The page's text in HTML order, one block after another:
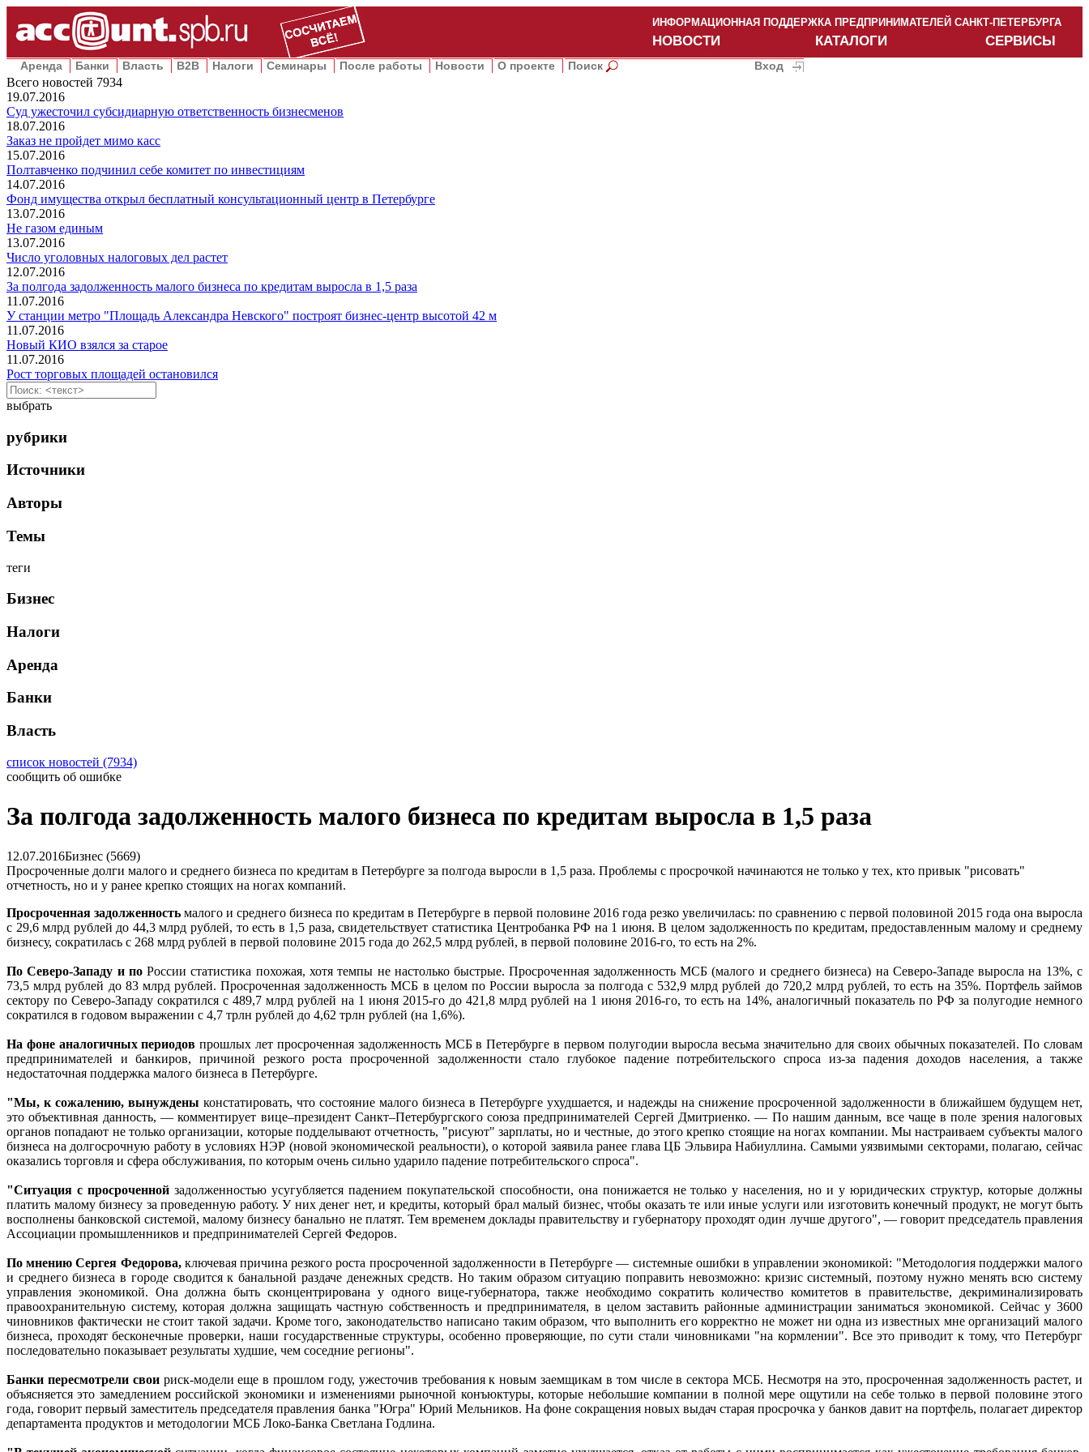
ИНФОРМАЦИОННАЯ ПОДДЕРЖКА ПРЕДПРИНИМАТЕЛЕЙ САНКТ-ПЕТЕРБУРГА
НОВОСТИ КАТАЛОГИ СЕРВИСЫ
Аренда Банки Власть B2B Налоги Семинары После работы Новости О проекте Поиск Вход
Всего новостей 7934
19.07.2016
Суд ужесточил субсидиарную ответственность бизнесменов
18.07.2016
Заказ не пройдет мимо касс
15.07.2016
Полтавченко подчинил себе комитет по инвестициям
14.07.2016
Фонд имущества открыл бесплатный консультационный центр в Петербурге
13.07.2016
Не газом единым
13.07.2016
Число уголовных налоговых дел растет
12.07.2016
За полгода задолженность малого бизнеса по кредитам выросла в 1,5 раза
11.07.2016
У станции метро "Площадь Александра Невского" построят бизнес-центр высотой 42 м
11.07.2016
Новый КИО взялся за старое
11.07.2016
Рост торговых площадей остановился
выбрать
рубрики
Источники
Авторы
Темы
теги
Бизнес
Налоги
Аренда
Банки
Власть
список новостей (7934)
сообщить об ошибке
За полгода задолженность малого бизнеса по кредитам выросла в 1,5 раза
12.07.2016Бизнес (5669)
Просроченные долги малого и среднего бизнеса по кредитам в Петербурге за полгода выросли в 1,5 раза. Проблемы с просрочкой начинаются не только у тех, кто привык "рисовать"
отчетность, но и у ранее крепко стоящих на ногах компаний.
Просроченная задолженность малого и среднего бизнеса по кредитам в Петербурге в первой половине 2016 года резко увеличилась: по сравнению с первой половиной 2015 года она выросла
с 29,6 млрд рублей до 44,3 млрд рублей, то есть в 1,5 раза, свидетельствует статистика Центробанка РФ на 1 июня. В целом задолженность по кредитам, предоставленным малому и среднему
бизнесу, сократилась с 268 млрд рублей в первой половине 2015 года до 262,5 млрд рублей, в первой половине 2016-го, то есть на 2%.
По Северо-Западу и поРоссии статистика похожая, хотя темпы не настолько быстрые. Просроченная задолженность МСБ (малого и среднего бизнеса) на Северо-Западе выросла на 13%, с
73,5 млрд рублей до 83 млрд рублей. Просроченная задолженность МСБ в целом по России выросла за полгода с 532,9 млрд рублей до 720,2 млрд рублей, то есть на 35%. Портфель займов
сектору по Северо-Западу сократился с 489,7 млрд рублей на 1 июня 2015-го до 421,8 млрд рублей на 1 июня 2016-го, то есть на 14%, аналогичный показатель по РФ за полугодие немного
сократился в годовом выражении с 4,7 трлн рублей до 4,62 трлн рублей (на 1,6%).
На фоне аналогичных периодов прошлых лет просроченная задолженность МСБ в Петербурге в первом полугодии выросла весьма значительно для своих обычных показателей. По словам
предпринимателей и банкиров, причиной резкого роста просроченной задолженности стало глубокое падение потребительского спроса из-за падения доходов населения, а также
недостаточная поддержка малого бизнеса в Петербурге.
"Мы, к сожалению, вынуждены констатировать, что состояние малого бизнеса в Петербурге ухудшается, и надежды на снижение просроченной задолженности в ближайшем будущем нет,
это объективная данность, — комментирует вице–президент Санкт–Петербургского союза предпринимателей Сергей Дмитриенко. — По нашим данным, все чаще в поле зрения налоговых
органов попадают не только организации, которые подделывают отчетность, "рисуют" зарплаты, но и честные, до этого крепко стоящие на ногах компании. Мы настраиваем субъекты малого
бизнеса на долгосрочную работу в условиях НЭР (новой экономической реальности), о которой заявила ранее глава ЦБ Эльвира Набиуллина. Самыми уязвимыми секторами, полагаю, сейчас
оказались торговля и сфера обслуживания, по которым очень сильно ударило падение потребительского спроса".
"Ситуация с просроченнойзадолженностью усугубляется падением покупательской способности, она понижается не только у населения, но и у юридических структур, которые должны
платить малому бизнесу за проведенную работу. У них денег нет, и кредиты, который брал малый бизнес, чтобы оказать те или иные услуги или изготовить конечный продукт, не могут быть
восполнены банковской системой, малому бизнесу банально не платят. Тем временем доклады правительству и губернатору проходят один лучше другого", — говорит председатель правления
Ассоциации промышленников и предпринимателей Сергей Федоров.
По мнению Сергея Федорова,ключевая причина резкого роста просроченной задолженности в Петербурге — системные ошибки в управлении экономикой: "Методология поддержки малого
и среднего бизнеса в городе сводится к банальной раздаче денежных средств. Но таким образом ситуацию поправить невозможно: кризис системный, поэтому нужно менять всю систему
управления экономикой. Она должна быть сконцентрирована у одного вице-губернатора, также необходимо сократить количество комитетов в правительстве, декриминализировать
правоохранительную систему, которая должна защищать частную собственность и предпринимателя, в целом заставить районные администрации заниматься экономикой. Сейчас у 3600
чиновников фактически не стоит такой задачи. Кроме того, законодательство написано таким образом, что выполнить его корректно не может ни одна из известных мне организаций малого
бизнеса, проходят бесконечные проверки, наши государственные структуры, особенно проверяющие, по сути стали чиновниками "на кормлении". Все это приводит к тому, что Петербург
последовательно показывает результаты худшие, чем соседние регионы".
Банки пересмотрели свои риск-модели еще в прошлом году, ужесточив требования к новым заемщикам в том числе в сектора МСБ. Несмотря на это, просроченная задолженность растет, и
объясняется это замедлением российской экономики и изменениями рыночной конъюктуры, которые небольшие компании в полной мере ощутили на себе только в первой половине этого
года, говорит первый заместитель председателя правления банка "Югра" Юрий Мельников. На фоне сокращения новых выдач старая просрочка у банков давит на портфель, полагает директор
департамента продуктов и методологии МСБ Локо-Банка Светлана Годлина.